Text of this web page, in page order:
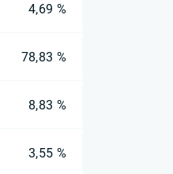
4,69 %
78,83 %
8,83 %
3,55 %